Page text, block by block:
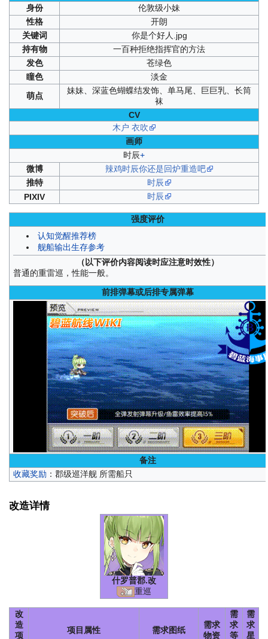
身份
伦敦级小妹
性格
开朗
关键词
你是个好人.jpg
持有物
一百种拒绝指挥官的方法
发色
苍绿色
瞳色
淡金
萌点
妹妹、深蓝色蝴蝶结发饰、单马尾、巨巨乳、长筒
袜
CV
木户 衣吹
画师
时辰+
微博
辣鸡时辰你还是回炉重造吧
推特
时辰
PIXIV
时辰
强度评价
认知觉醒推荐榜
舰船输出生存参考
（以下评价内容阅读时应注意时效性）
普通的重雷巡，性能一般。
前排弹幕或后排专属弹幕
备注
收藏奖励：郡级巡洋舰 所需船只
改造详情
什罗普郡.改
重巡
改
造
项
项目属性 需求图纸
需求
物资
需
求
等
需
求
星